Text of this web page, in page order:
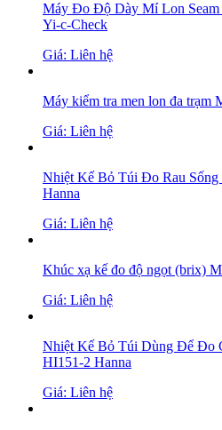
Máy Đo Độ Dày Mí Lon Seam
Yi-c-Check
Giá: Liên hệ
Máy kiểm tra men lon đa trạm
Giá: Liên hệ
Nhiệt Kế Bỏ Túi Đo Rau Sống
Hanna
Giá: Liên hệ
Khúc xạ kế đo độ ngọt (brix)
Giá: Liên hệ
Nhiệt Kế Bỏ Túi Dùng Để Đo
HI151-2 Hanna
Giá: Liên hệ